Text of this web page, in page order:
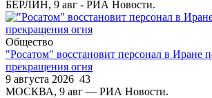
БЕРЛИН, 9 авг - РИА Новости.
Общество
"Росатом" восстановит персонал в Иране
прекращения огня
9 августа 2026 43
МОСКВА, 9 авг — РИА Новости.